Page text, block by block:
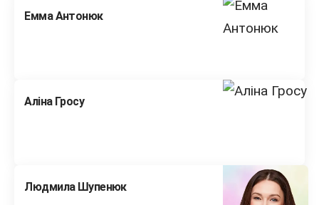
Емма Антонюк
Аліна Гросу
Людмила Шупенюк